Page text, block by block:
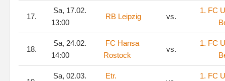
17.
Sa, 17.02.
13:00
RB Leipzig vs.
1. FC
18.
Sa, 24.02.
14:00
FC Hansa
Rostock
vs.
1. FC
Sa, 02.03.
Etr.
1. FC